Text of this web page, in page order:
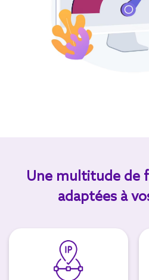
Une multitude de
adaptées à